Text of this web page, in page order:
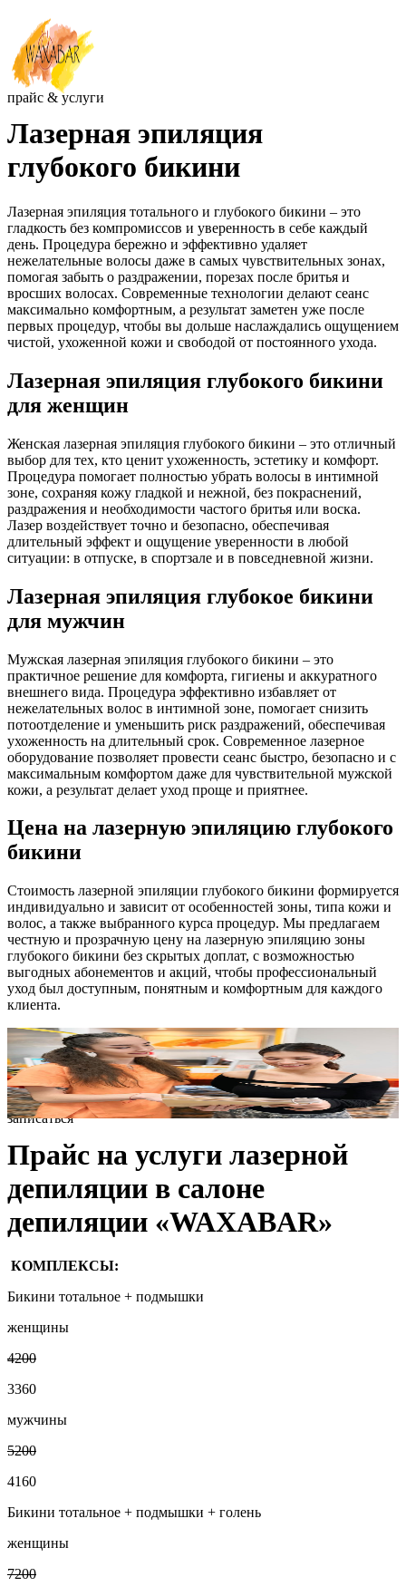
прайс & услуги
Лазерная эпиляция
глубокого бикини
Лазерная эпиляция тотального и глубокого бикини – это
гладкость без компромиссов и уверенность в себе каждый
день. Процедура бережно и эффективно удаляет
нежелательные волосы даже в самых чувствительных зонах,
помогая забыть о раздражении, порезах после бритья и
вросших волосах. Современные технологии делают сеанс
максимально комфортным, а результат заметен уже после
первых процедур, чтобы вы дольше наслаждались ощущением
чистой, ухоженной кожи и свободой от постоянного ухода.
Лазерная эпиляция глубокого бикини
для женщин
Женская лазерная эпиляция глубокого бикини – это отличный
выбор для тех, кто ценит ухоженность, эстетику и комфорт.
Процедура помогает полностью убрать волосы в интимной
зоне, сохраняя кожу гладкой и нежной, без покраснений,
раздражения и необходимости частого бритья или воска.
Лазер воздействует точно и безопасно, обеспечивая
длительный эффект и ощущение уверенности в любой
ситуации: в отпуске, в спортзале и в повседневной жизни.
Лазерная эпиляция глубокое бикини
для мужчин
Мужская лазерная эпиляция глубокого бикини – это
практичное решение для комфорта, гигиены и аккуратного
внешнего вида. Процедура эффективно избавляет от
нежелательных волос в интимной зоне, помогает снизить
потоотделение и уменьшить риск раздражений, обеспечивая
ухоженность на длительный срок. Современное лазерное
оборудование позволяет провести сеанс быстро, безопасно и с
максимальным комфортом даже для чувствительной мужской
кожи, а результат делает уход проще и приятнее.
Цена на лазерную эпиляцию глубокого
бикини
Стоимость лазерной эпиляции глубокого бикини формируется
индивидуально и зависит от особенностей зоны, типа кожи и
волос, а также выбранного курса процедур. Мы предлагаем
честную и прозрачную цену на лазерную эпиляцию зоны
глубокого бикини без скрытых доплат, с возможностью
выгодных абонементов и акций, чтобы профессиональный
уход был доступным, понятным и комфортным для каждого
клиента.
записаться
Прайс на услуги лазерной
депиляции в салоне
депиляции «WAXABAR»
КОМПЛЕКСЫ:
Бикини тотальное + подмышки
женщины
4200
3360
мужчины
5200
4160
Бикини тотальное + подмышки + голень
женщины
7200